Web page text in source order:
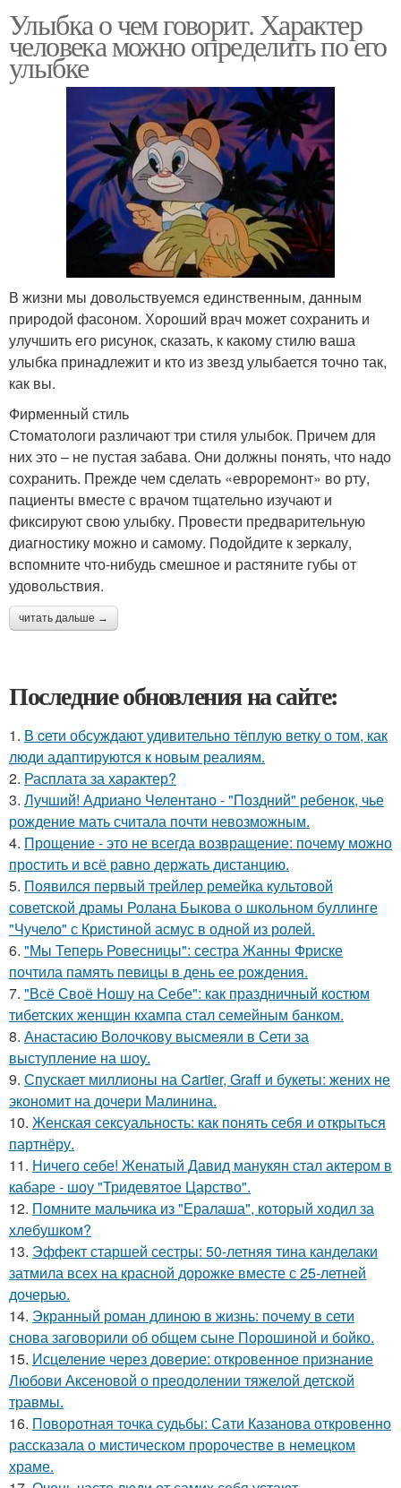
Улыбка о чем говорит. Характер
человека можно определить по его
улыбке
В жизни мы довольствуемся единственным, данным
природой фасоном. Хороший врач может сохранить и
улучшить его рисунок, сказать, к какому стилю ваша
улыбка принадлежит и кто из звезд улыбается точно так,
как вы.
Фирменный стиль
Стоматологи различают три стиля улыбок. Причем для
них это – не пустая забава. Они должны понять, что надо
сохранить. Прежде чем сделать «евро­ремонт» во рту,
пациенты вместе с врачом тщательно изучают и
фиксируют свою улыбку. Провести предварительную
диагностику можно и самому. Подойдите к зеркалу,
вспомните что-нибудь смешное и растяните губы от
удовольствия.
читать дальше →
Последние обновления на сайте:
1. В cети обсуждают удивительно тёплую ветку о том, как
люди адаптируются к новым реалиям.
2. Расплата за характер?
3. Лучший! Адриано Челентано - "Поздний" ребенок, чье
рождение мать считала почти невозможным.
4. Прощение - это не всегда возвращение: почему можно
простить и всё равно держать дистанцию.
5. Появился первый трейлер ремейка культовой
советской драмы Ролана Быкова о школьном буллинге
"Чучело" с Кристиной асмус в одной из ролей.
6. "Мы Теперь Ровесницы": сестра Жанны Фриске
почтила память певицы в день ее рождения.
7. "Всё Своё Ношу на Себе": как праздничный костюм
тибетских женщин кхампа стал семейным банком.
8. Анастасию Волочкову высмеяли в Сети за
выступление на шоу.
9. Спускает миллионы на Cartier, Graff и букеты: жених не
экономит на дочери Малинина.
10. Женская сексуальность: как понять себя и открыться
партнёру.
11. Ничего себе! Женатый Давид манукян стал актером в
кабаре - шоу "Тридевятое Царство".
12. Помните мальчика из "Ералаша", который ходил за
хлебушком?
13. Эффект старшей сестры: 50-летняя тина канделаки
затмила всех на красной дорожке вместе с 25-летней
дочерью.
14. Экранный роман длиною в жизнь: почему в сети
снова заговорили об общем сыне Порошиной и бойко.
15. Исцеление через доверие: откровенное признание
Любови Аксеновой о преодолении тяжелой детской
травмы.
16. Поворотная точка судьбы: Сати Казанова откровенно
рассказала о мистическом пророчестве в немецком
храме.